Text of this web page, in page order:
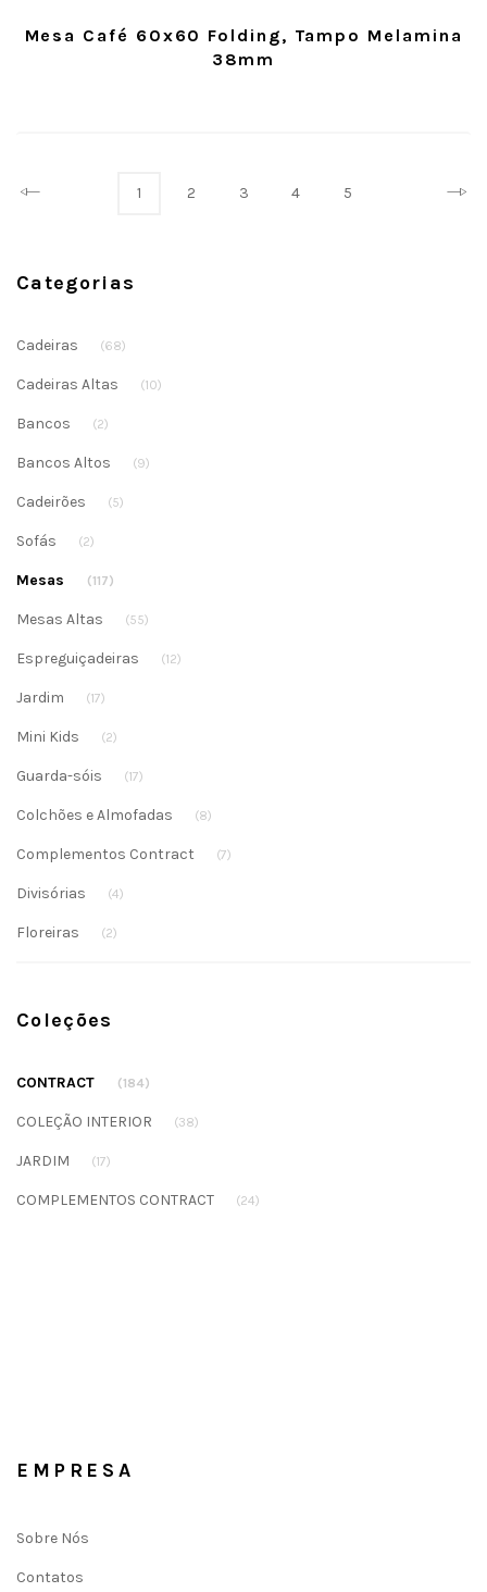
Mesa Café 60x60 Folding, Tampo Melamina
38mm
Prev 1 2 3 4 5 Next
Categorias
Cadeiras (68)
Cadeiras Altas (10)
Bancos (2)
Bancos Altos (9)
Cadeirões (5)
Sofás (2)
Mesas (117)
Mesas Altas (55)
Espreguiçadeiras (12)
Jardim (17)
Mini Kids (2)
Guarda-sóis (17)
Colchões e Almofadas (8)
Complementos Contract (7)
Divisórias (4)
Floreiras (2)
Coleções
CONTRACT (184)
COLEÇÃO INTERIOR (38)
JARDIM (17)
COMPLEMENTOS CONTRACT (24)
EMPRESA
Sobre Nós
Contatos